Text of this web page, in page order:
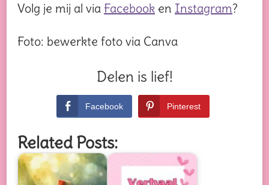
Volg je mij al via Facebook en Instagram?
Foto: bewerkte foto via Canva
Delen is lief!
Facebook Pinterest
Related Posts: